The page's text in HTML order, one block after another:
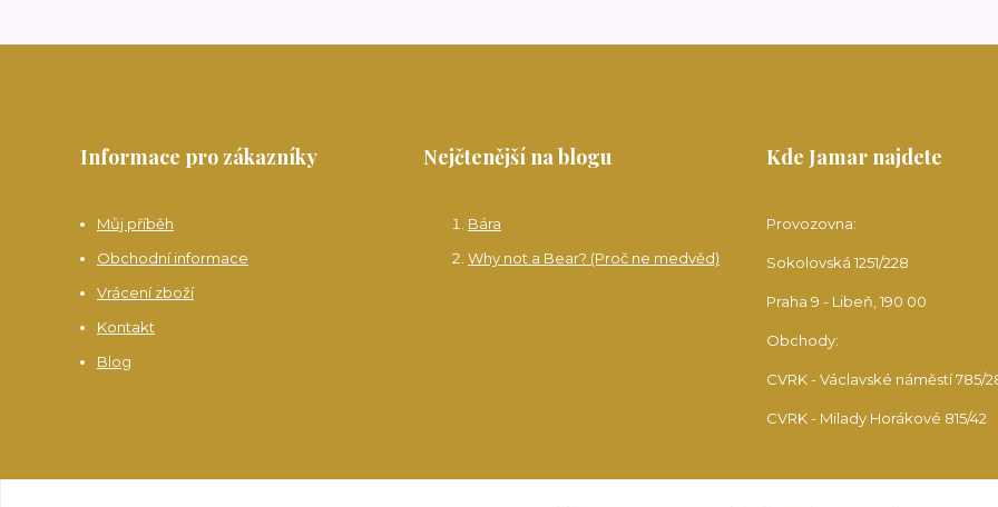
Informace pro zákazníky
Můj příběh
Obchodní informace
Vrácení zboží
Kontakt
Blog
Nejčtenější na blogu
Bára
Why not a Bear? (Proč ne medvěd)
Kde Jamar najdete
Provozovna:
Sokolovská 1251/228
Praha 9 - Libeň, 190 00
Obchody:
CVRK - Václavské náměstí 785/
CVRK - Milady Horákové 815/42